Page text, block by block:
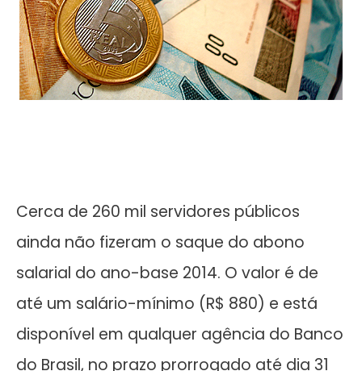
Cerca de 260 mil servidores públicos
ainda não fizeram o saque do abono
salarial do ano-base 2014. O valor é de
até um salário-mínimo (R$ 880) e está
disponível em qualquer agência do Banco
do Brasil, no prazo prorrogado até dia 31